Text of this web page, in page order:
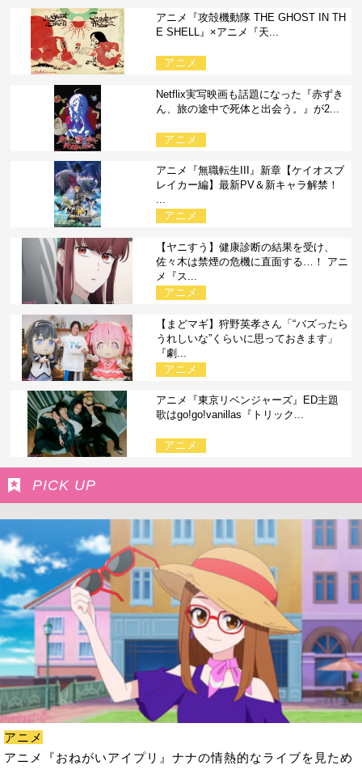
アニメ『攻殻機動隊 THE GHOST IN TH
E SHELL』×アニメ『天...
アニメ
Netflix実写映画も話題になった『赤ずき
ん、旅の途中で死体と出会う。』が2...
アニメ
アニメ『無職転生III』新章【ケイオスブ
レイカー編】最新PV＆新キャラ解禁！
...
アニメ
【ヤニすう】健康診断の結果を受け、
佐々木は禁煙の危機に直面する…！ アニ
メ『ス...
アニメ
【まどマギ】狩野英孝さん「“バズったら
うれしいな”くらいに思っておきます」
『劇...
アニメ
アニメ『東京リベンジャーズ』ED主題
歌はgo!go!vanillas『トリック...
アニメ
PICK UP
アニメ
アニメ『おねがいアイプリ』ナナの情熱的なライブを見ため